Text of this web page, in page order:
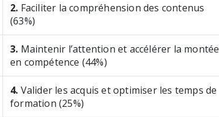
2. Faciliter la compréhension des contenus
(63%)
3. Maintenir l’attention et accélérer la montée
en compétence (44%)
4. Valider les acquis et optimiser les temps de
formation (25%)